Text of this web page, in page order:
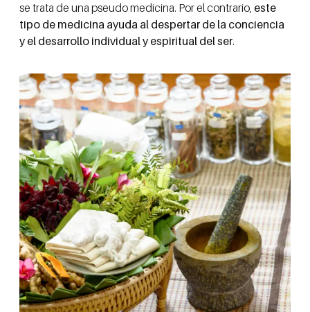
se trata de una pseudo medicina. Por el contrario, este
tipo de medicina ayuda al despertar de la conciencia
y el desarrollo individual y espiritual del ser.